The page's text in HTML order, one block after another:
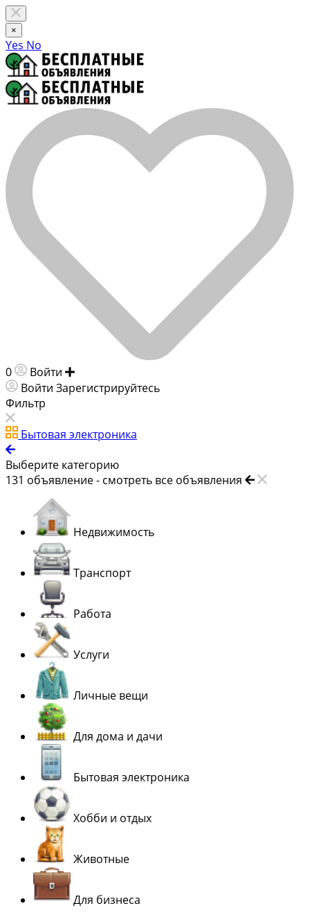
×
Yes No
0 Войти
Войти Зарегистрируйтесь
Фильтр
Бытовая электроника
Выберите категорию
131 объявление - смотреть все объявления
Недвижимость
Транспорт
Работа
Услуги
Личные вещи
Для дома и дачи
Бытовая электроника
Хобби и отдых
Животные
Для бизнеса